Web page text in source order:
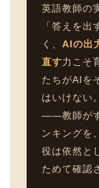
英語教師の
「答えを
く、 AIの出
直す力こそ
たちがAIを
はいけない
——教師がす
ンキングを
役は依然と
ためて確認